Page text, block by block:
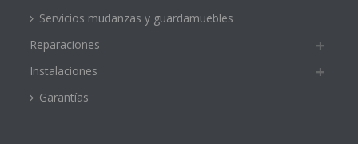
Servicios mudanzas y guardamuebles
Reparaciones
Instalaciones
Garantías